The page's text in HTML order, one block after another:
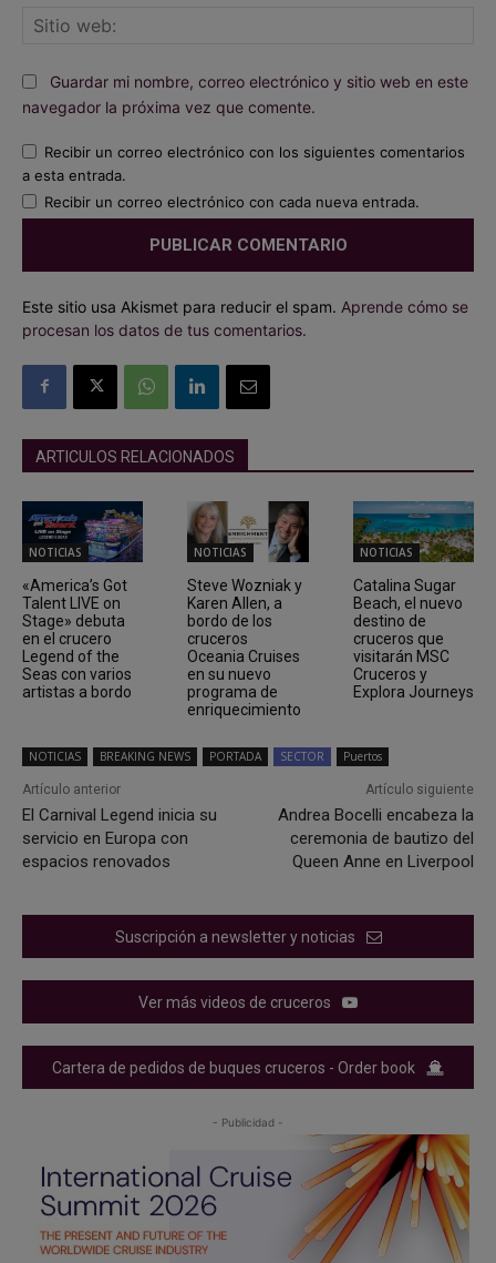
Guardar mi nombre, correo electrónico y sitio web en este
navegador la próxima vez que comente.
Recibir un correo electrónico con los siguientes comentarios
a esta entrada.
Recibir un correo electrónico con cada nueva entrada.
Este sitio usa Akismet para reducir el spam. Aprende cómo se
procesan los datos de tus comentarios.
ARTICULOS RELACIONADOS
NOTICIAS
«America’s Got
Talent LIVE on
Stage» debuta
en el crucero
Legend of the
Seas con varios
artistas a bordo
NOTICIAS
Steve Wozniak y
Karen Allen, a
bordo de los
cruceros
Oceania Cruises
en su nuevo
programa de
enriquecimiento
NOTICIAS
Catalina Sugar
Beach, el nuevo
destino de
cruceros que
visitarán MSC
Cruceros y
Explora Journeys
NOTICIAS BREAKING NEWS PORTADA SECTOR Puertos
Artículo anterior
El Carnival Legend inicia su
servicio en Europa con
espacios renovados
Artículo siguiente
Andrea Bocelli encabeza la
ceremonia de bautizo del
Queen Anne en Liverpool
Suscripción a newsletter y noticias
Ver más videos de cruceros
Cartera de pedidos de buques cruceros - Order book
- Publicidad -